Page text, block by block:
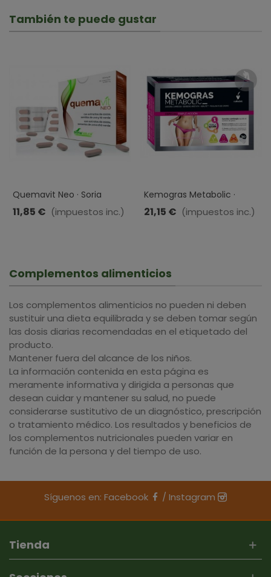
También te puede gustar
Quemavit Neo · Soria
Natural · 28Comprimidos
11,85 € (impuestos inc.)
Kemogras Metabolic ·
Novadiet · 30 Cápsulas
21,15 € (impuestos inc.)
Complementos alimenticios
Los complementos alimenticios no pueden ni deben
sustituir una dieta equilibrada y se deben tomar según
las dosis diarias recomendadas en el etiquetado del
producto.
Mantener fuera del alcance de los niños.
La información contenida en esta página es
meramente informativa y dirigida a personas que
desean cuidar y mantener su salud, no puede
considerarse sustitutivo de un diagnóstico, prescripción
o tratamiento médico. Los resultados y beneficios de
los complementos nutricionales pueden variar en
función de la persona y del tiempo de uso.
Síguenos en: Facebook / Instagram
Tienda